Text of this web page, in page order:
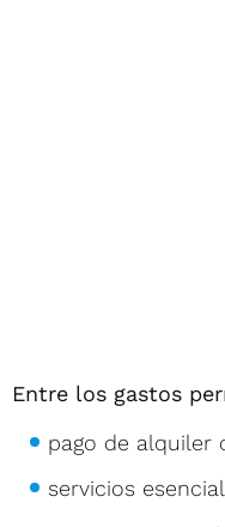
Entre los gastos
pago de alquiler
servicios